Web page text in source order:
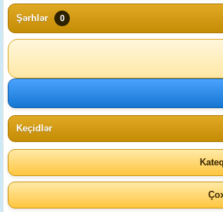
Şərhlər 0
Keçidlər